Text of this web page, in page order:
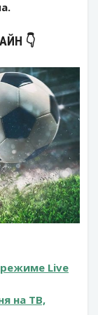
👇
Live
на ТВ,